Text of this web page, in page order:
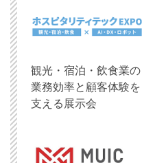
観光・宿泊・飲食業の
業務効率と顧客体験を
支える展示会